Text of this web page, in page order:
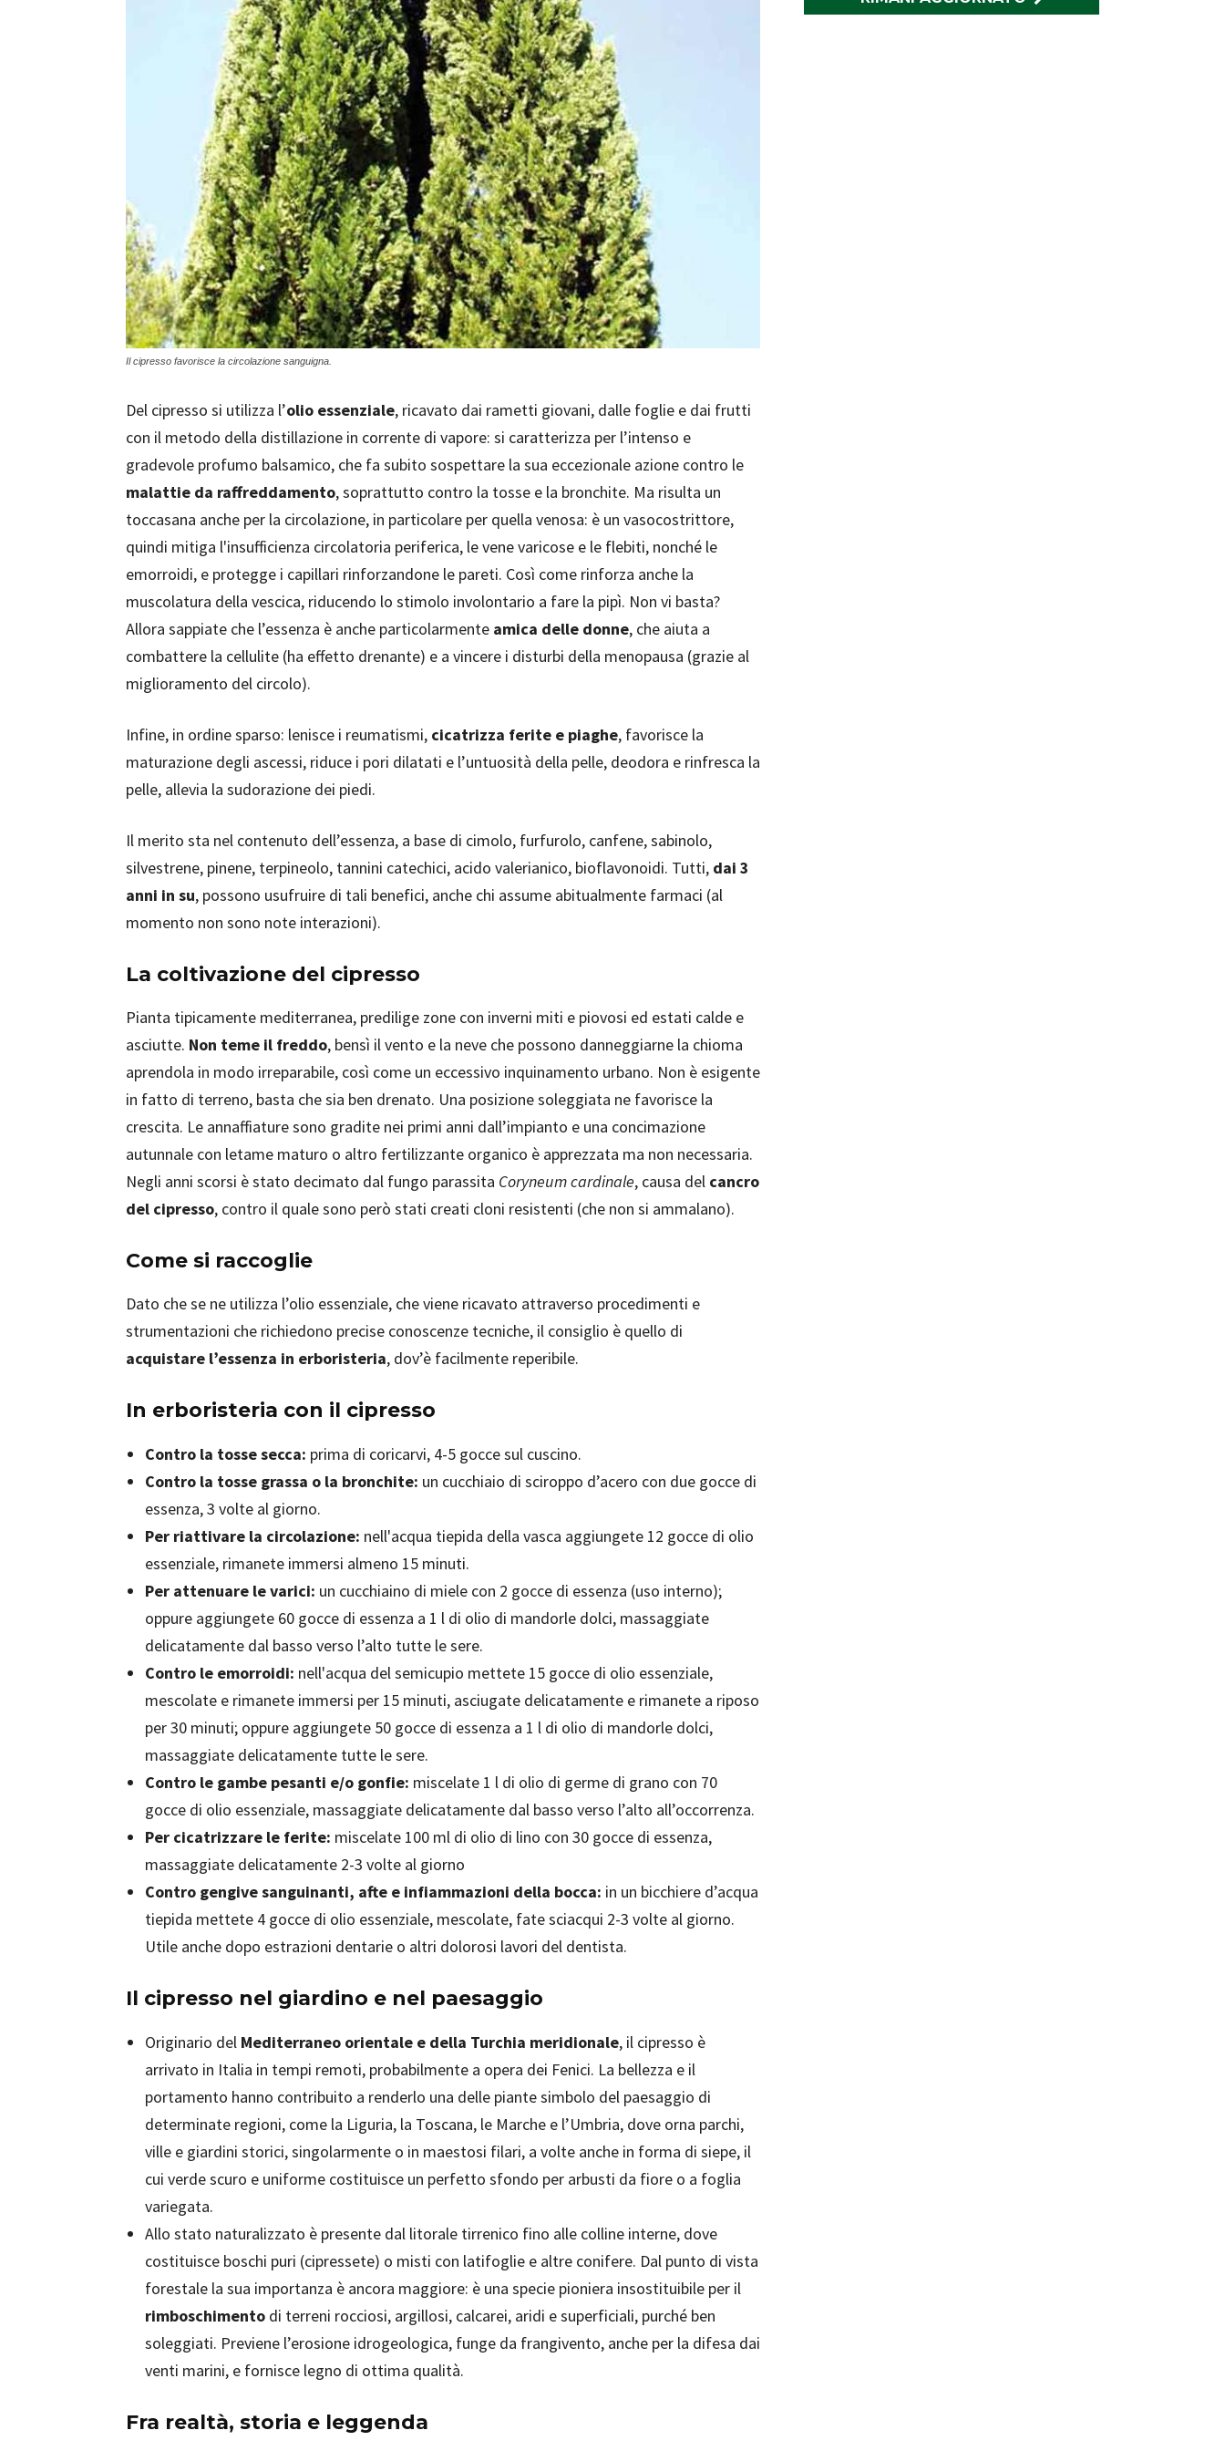
Il cipresso favorisce la circolazione sanguigna.
Del cipresso si utilizza l’olio essenziale, ricavato dai rametti giovani, dalle foglie e dai frutti
con il metodo della distillazione in corrente di vapore: si caratterizza per l’intenso e
gradevole profumo balsamico, che fa subito sospettare la sua eccezionale azione contro le
malattie da raffreddamento, soprattutto contro la tosse e la bronchite. Ma risulta un
toccasana anche per la circolazione, in particolare per quella venosa: è un vasocostrittore,
quindi mitiga l'insufficienza circolatoria periferica, le vene varicose e le flebiti, nonché le
emorroidi, e protegge i capillari rinforzandone le pareti. Così come rinforza anche la
muscolatura della vescica, riducendo lo stimolo involontario a fare la pipì. Non vi basta?
Allora sappiate che l’essenza è anche particolarmente amica delle donne, che aiuta a
combattere la cellulite (ha effetto drenante) e a vincere i disturbi della menopausa (grazie al
miglioramento del circolo).
Infine, in ordine sparso: lenisce i reumatismi, cicatrizza ferite e piaghe, favorisce la
maturazione degli ascessi, riduce i pori dilatati e l’untuosità della pelle, deodora e rinfresca la
pelle, allevia la sudorazione dei piedi.
Il merito sta nel contenuto dell’essenza, a base di cimolo, furfurolo, canfene, sabinolo,
silvestrene, pinene, terpineolo, tannini catechici, acido valerianico, bioflavonoidi. Tutti, dai 3
anni in su, possono usufruire di tali benefici, anche chi assume abitualmente farmaci (al
momento non sono note interazioni).
La coltivazione del cipresso
Pianta tipicamente mediterranea, predilige zone con inverni miti e piovosi ed estati calde e
asciutte. Non teme il freddo, bensì il vento e la neve che possono danneggiarne la chioma
aprendola in modo irreparabile, così come un eccessivo inquinamento urbano. Non è esigente
in fatto di terreno, basta che sia ben drenato. Una posizione soleggiata ne favorisce la
crescita. Le annaffiature sono gradite nei primi anni dall’impianto e una concimazione
autunnale con letame maturo o altro fertilizzante organico è apprezzata ma non necessaria.
Negli anni scorsi è stato decimato dal fungo parassita Coryneum cardinale, causa del cancro
del cipresso, contro il quale sono però stati creati cloni resistenti (che non si ammalano).
Come si raccoglie
Dato che se ne utilizza l’olio essenziale, che viene ricavato attraverso procedimenti e
strumentazioni che richiedono precise conoscenze tecniche, il consiglio è quello di
acquistare l’essenza in erboristeria, dov’è facilmente reperibile.
In erboristeria con il cipresso
Contro la tosse secca: prima di coricarvi, 4-5 gocce sul cuscino.
Contro la tosse grassa o la bronchite: un cucchiaio di sciroppo d’acero con due gocce di
essenza, 3 volte al giorno.
Per riattivare la circolazione: nell'acqua tiepida della vasca aggiungete 12 gocce di olio
essenziale, rimanete immersi almeno 15 minuti.
Per attenuare le varici: un cucchiaino di miele con 2 gocce di essenza (uso interno);
oppure aggiungete 60 gocce di essenza a 1 l di olio di mandorle dolci, massaggiate
delicatamente dal basso verso l’alto tutte le sere.
Contro le emorroidi: nell'acqua del semicupio mettete 15 gocce di olio essenziale,
mescolate e rimanete immersi per 15 minuti, asciugate delicatamente e rimanete a riposo
per 30 minuti; oppure aggiungete 50 gocce di essenza a 1 l di olio di mandorle dolci,
massaggiate delicatamente tutte le sere.
Contro le gambe pesanti e/o gonfie: miscelate 1 l di olio di germe di grano con 70
gocce di olio essenziale, massaggiate delicatamente dal basso verso l’alto all’occorrenza.
Per cicatrizzare le ferite: miscelate 100 ml di olio di lino con 30 gocce di essenza,
massaggiate delicatamente 2-3 volte al giorno
Contro gengive sanguinanti, afte e infiammazioni della bocca: in un bicchiere d’acqua
tiepida mettete 4 gocce di olio essenziale, mescolate, fate sciacqui 2-3 volte al giorno.
Utile anche dopo estrazioni dentarie o altri dolorosi lavori del dentista.
Il cipresso nel giardino e nel paesaggio
Originario del Mediterraneo orientale e della Turchia meridionale, il cipresso è
arrivato in Italia in tempi remoti, probabilmente a opera dei Fenici. La bellezza e il
portamento hanno contribuito a renderlo una delle piante simbolo del paesaggio di
determinate regioni, come la Liguria, la Toscana, le Marche e l’Umbria, dove orna parchi,
ville e giardini storici, singolarmente o in maestosi filari, a volte anche in forma di siepe, il
cui verde scuro e uniforme costituisce un perfetto sfondo per arbusti da fiore o a foglia
variegata.
Allo stato naturalizzato è presente dal litorale tirrenico fino alle colline interne, dove
costituisce boschi puri (cipressete) o misti con latifoglie e altre conifere. Dal punto di vista
forestale la sua importanza è ancora maggiore: è una specie pioniera insostituibile per il
rimboschimento di terreni rocciosi, argillosi, calcarei, aridi e superficiali, purché ben
soleggiati. Previene l’erosione idrogeologica, funge da frangivento, anche per la difesa dai
venti marini, e fornisce legno di ottima qualità.
Fra realtà, storia e leggenda